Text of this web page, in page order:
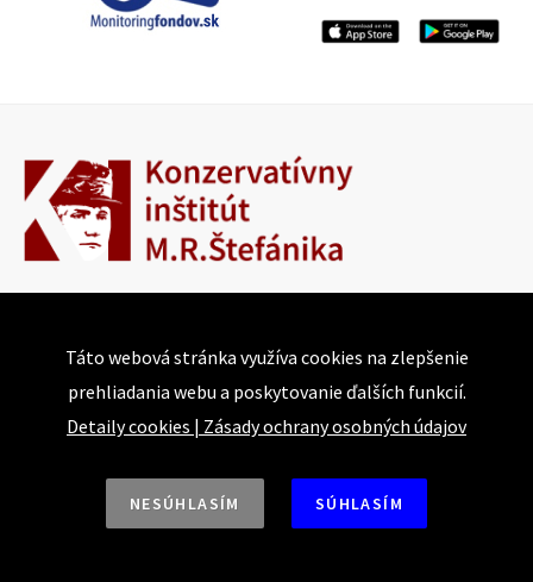
821 05 Bratislava
E-mail: conservative@institute.sk
Web: https://www.konzervativizmus.sk
Táto webová stránka využíva cookies na zlepšenie
prehliadania webu a poskytovanie ďalších funkcií.
Detaily cookies | Zásady ochrany osobných údajov
NESÚHLASÍM SÚHLASÍM